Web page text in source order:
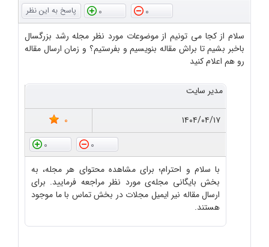
0
0
سلام از کجا می تونیم از موضوعات مورد نظر مجله رشد بزرگسال
باخبر بشیم تا براش مقاله بنویسیم و بفرستیم؟ و زمان ارسال مقاله
رو هم اعلام کنید
مدیر سایت
۱۴۰۴/۰۴/۱۷
0
0
0
با سلام و احترام؛ برای مشاهده محتوای هر مجله، به
بخش بایگانی مجله‌ی مورد نظر مراجعه فرمایید. برای
ارسال مقاله نیر ایمیل مجلات در بخش تماس با ما موجود
هستند.